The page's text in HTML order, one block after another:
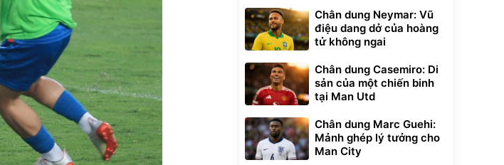
Chân dung Neymar: Vũ
điệu dang dở của hoàng
tử không ngai
Chân dung Casemiro: Di
sản của một chiến binh
tại Man Utd
Chân dung Marc Guehi:
Mảnh ghép lý tưởng cho
Man City